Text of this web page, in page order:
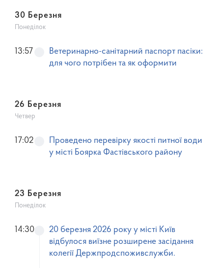
30 Березня
Понеділок
Ветеринарно-санітарний паспорт пасіки:
для чого потрібен та як оформити
13:57
26 Березня
Четвер
Проведено перевірку якості питної води
у місті Боярка Фастівського району
17:02
23 Березня
Понеділок
20 березня 2026 року у місті Київ
відбулося виїзне розширене засідання
колегії Держпродспоживслужби.
14:30